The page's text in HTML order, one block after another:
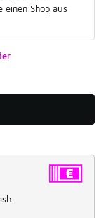
einen Shop aus